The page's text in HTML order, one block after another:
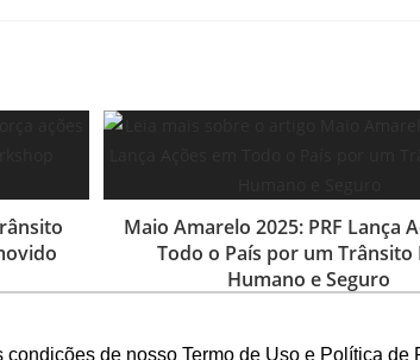
de nosso Termo de Uso e Política de
Maio Amarelo 2025: PRF Lança
Todo o País por um Trânsito
Humano e Seguro